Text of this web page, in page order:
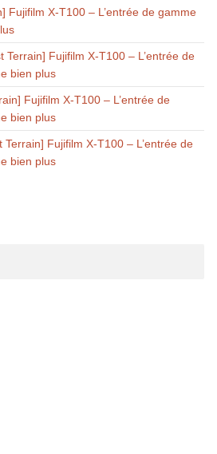
Fujifilm X-T100 – L’entrée de gamme
Terrain] Fujifilm X-T100 – L’entrée de
bien plus
Fujifilm X-T100 – L’entrée de
bien plus
Terrain] Fujifilm X-T100 – L’entrée de
bien plus